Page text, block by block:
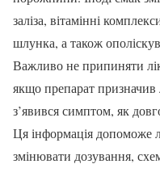
заліза, вітамінні
шлунка, а також
Важливо не припиняти
якщо препарат
з’явився симптом, як
Ця інформація допоможе
змінювати дозування,